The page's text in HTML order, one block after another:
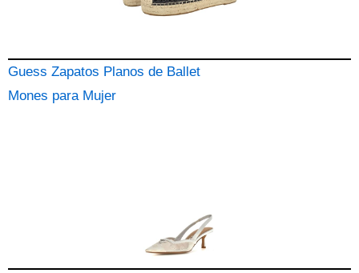
Guess Zapatos Planos de Ballet
Mones para Mujer